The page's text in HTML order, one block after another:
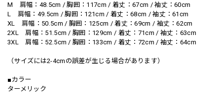
M 肩幅：48.5cm / 胸囲：117cm / 着丈：67cm / 袖丈：60cm
L 肩幅：49.5cm / 胸囲：121cm / 着丈：68cm / 袖丈：61cm
XL 肩幅：50.5cm / 胸囲：125cm / 着丈：69cm / 袖丈：62cm
2XL 肩幅：51.5cm / 胸囲：129cm / 着丈：71cm / 袖丈：63cm
3XL 肩幅：52.5cm / 胸囲：133cm / 着丈：72cm / 袖丈：64cm
（サイズには2-4cmの誤差が生じる場合があります）
■カラー
ターメリック